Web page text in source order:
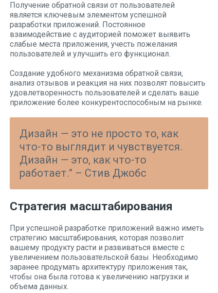
Получение обратной связи от пользователей
является ключевым элементом успешной
разработки приложений. Постоянное
взаимодействие с аудиторией поможет выявить
слабые места приложения, учесть пожелания
пользователей и улучшить его функционал.
Создание удобного механизма обратной связи,
анализ отзывов и реакция на них позволят повысить
удовлетворенность пользователей и сделать ваше
приложение более конкурентоспособным на рынке.
Дизайн — это не просто то, как
что-то выглядит и чувствуется.
Дизайн — это, как что-то
работает.” – Стив Джобс
Стратегия масштабирования
При успешной разработке приложений важно иметь
стратегию масштабирования, которая позволит
вашему продукту расти и развиваться вместе с
увеличением пользовательской базы. Необходимо
заранее продумать архитектуру приложения так,
чтобы она была готова к увеличению нагрузки и
объема данных.